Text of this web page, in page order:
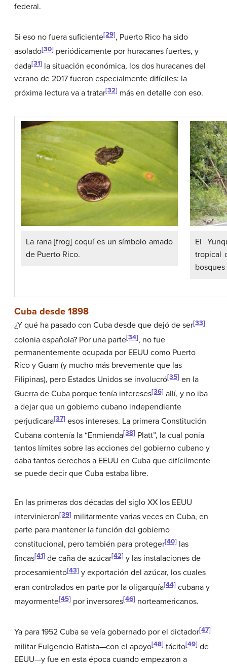
federal.
Si eso no fuera suficiente[29], Puerto Rico ha sido
asolado[30] periódicamente por huracanes fuertes, y
dada[31] la situación económica, los dos huracanes del
verano de 2017 fueron especialmente difíciles: la
próxima lectura va a tratar[32] más en detalle con eso.
La rana [frog] coquí es un símbolo amado
de Puerto Rico.
El
tropical
Cuba desde 1898
¿Y qué ha pasado con Cuba desde que dejó de ser[33]
colonia española? Por una parte[34], no fue
permanentemente ocupada por EEUU como Puerto
Rico y Guam (y mucho más brevemente que las
Filipinas), pero Estados Unidos se involucró[35] en la
Guerra de Cuba porque tenía intereses[36] allí, y no iba
a dejar que un gobierno cubano independiente
perjudicara[37] esos intereses. La primera Constitución
Cubana contenía la “Enmienda[38] Platt”, la cual ponía
tantos límites sobre las acciones del gobierno cubano y
daba tantos derechos a EEUU en Cuba que difícilmente
se puede decir que Cuba estaba libre.
En las primeras dos décadas del siglo XX los EEUU
intervinieron[39] militarmente varias veces en Cuba, en
parte para mantener la función del gobierno
constitucional, pero también para proteger[40] las
fincas[41] de caña de azúcar[42] y las instalaciones de
procesamiento[43] y exportación del azúcar, los cuales
eran controlados en parte por la oligarquía[44] cubana y
mayormente[45] por inversores[46] norteamericanos.
Ya para 1952 Cuba se veía gobernado por el dictador[47]
militar Fulgencio Batista—con el apoyo[48] tácito[49] de
EEUU—y fue en esta época cuando empezaron a